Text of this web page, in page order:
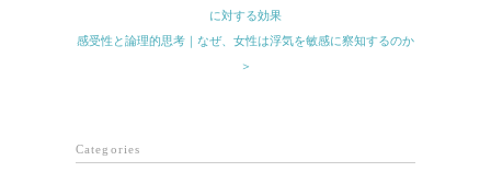
に対する効果
感受性と論理的思考｜なぜ、女性は浮気を敏感に察知するのか
＞
Categories